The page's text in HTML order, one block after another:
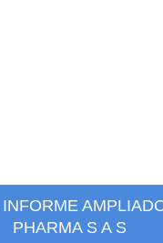
PHARMA S A S